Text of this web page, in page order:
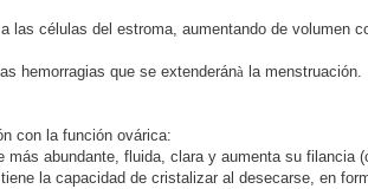
células del estroma, aumentando de volumen
hemorragias que se extenderánà la menstruación.
con la función ovárica:
abundante, fluida, clara y aumenta su filancia
la capacidad de cristalizar al desecarse, en